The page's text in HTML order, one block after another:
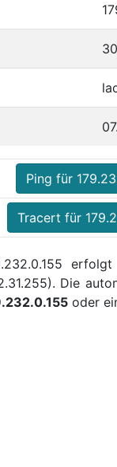
Ping für
Tracert für
Die
oder